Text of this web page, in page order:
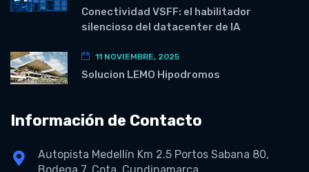
Conectividad VSFF: el habilitador
silencioso del datacenter de IA
11 NOVIEMBRE, 2025
Solucion LEMO Hipodromos
Información de Contacto
Autopista Medellín Km 2.5 Portos Sabana 80,